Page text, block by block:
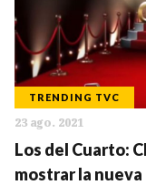
TRENDING TVC
23 ago. 2021
Los del Cuarto:
mostrar la nueva